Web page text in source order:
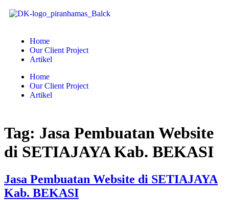
Home
Our Client Project
Artikel
Home
Our Client Project
Artikel
Tag: Jasa Pembuatan Website
di SETIAJAYA Kab. BEKASI
Jasa Pembuatan Website di SETIAJAYA
Kab. BEKASI